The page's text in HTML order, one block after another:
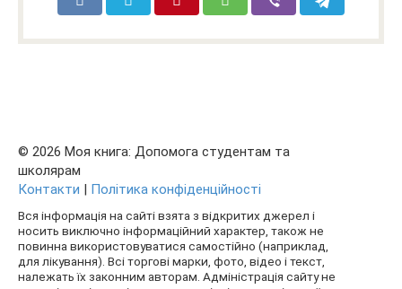
© 2026 Моя книга: Допомога студентам та
школярам
Контакти
Політика конфіденційності
Вся інформація на сайті взята з відкритих джерел і
носить виключно інформаційний характер, також не
повинна використовуватися самостійно (наприклад,
для лікування). Всі торгові марки, фото, відео і текст,
належать їх законним авторам. Адміністрація сайту не